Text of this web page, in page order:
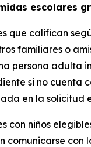
escolares
que califican
familiares o
persona adulta
si no cuenta
en la solicitud
con niños
comunicarse con